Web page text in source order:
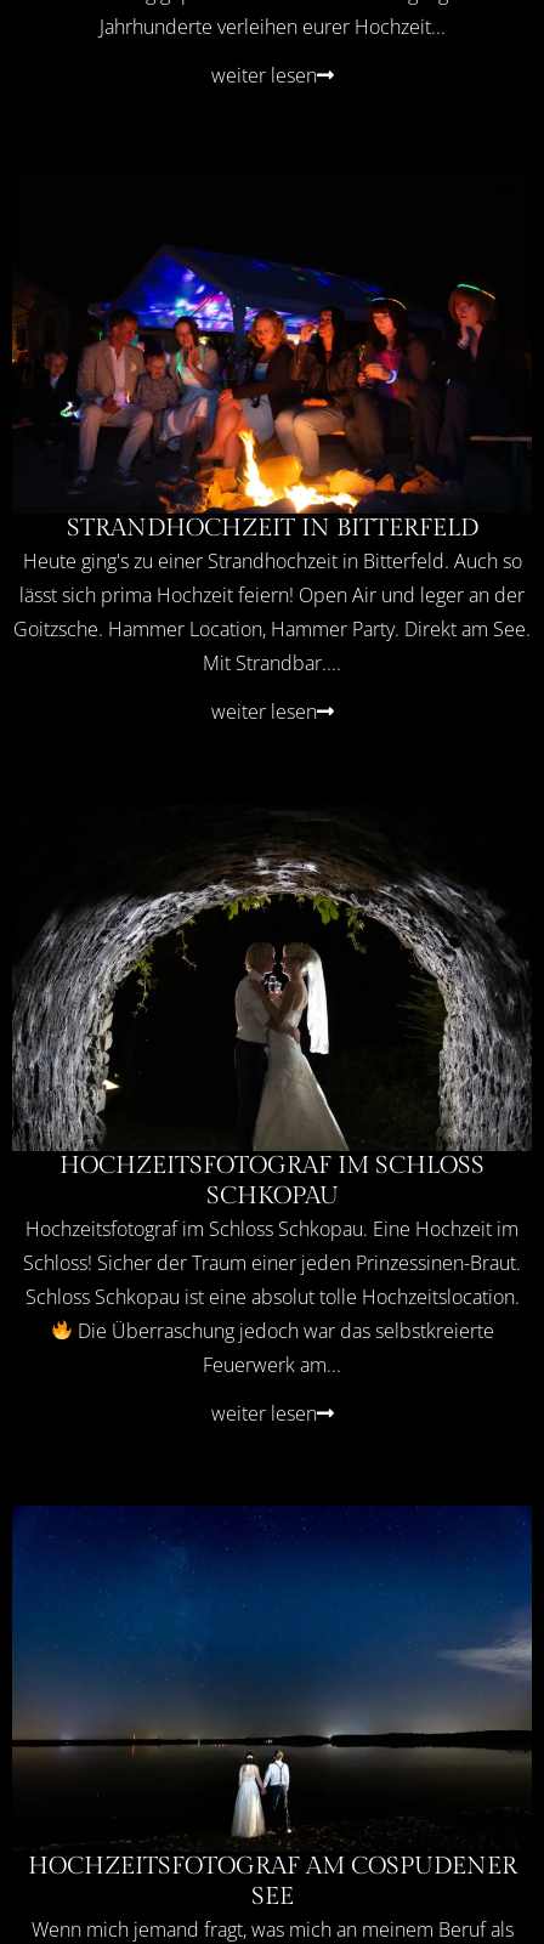
Jahrhunderte verleihen eurer Hochzeit...
weiter lesen
STRANDHOCHZEIT IN BITTERFELD
Heute ging's zu einer Strandhochzeit in Bitterfeld. Auch so
lässt sich prima Hochzeit feiern! Open Air und leger an der
Goitzsche. Hammer Location, Hammer Party. Direkt am See.
Mit Strandbar....
weiter lesen
HOCHZEITSFOTOGRAF IM SCHLOSS
SCHKOPAU
Hochzeitsfotograf im Schloss Schkopau. Eine Hochzeit im
Schloss! Sicher der Traum einer jeden Prinzessinen-Braut.
Schloss Schkopau ist eine absolut tolle Hochzeitslocation.
Die Überraschung jedoch war das selbstkreierte
Feuerwerk am...
weiter lesen
HOCHZEITSFOTOGRAF AM COSPUDENER
SEE
Wenn mich jemand fragt, was mich an meinem Beruf als